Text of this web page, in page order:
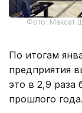
Фото: Максат
По итогам
предприятия
это в 2,9 раза
прошлого года.